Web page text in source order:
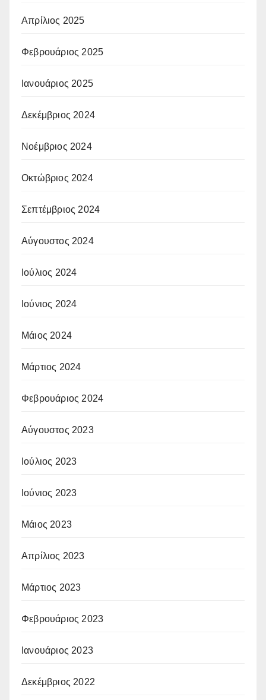
Απρίλιος 2025
Φεβρουάριος 2025
Ιανουάριος 2025
Δεκέμβριος 2024
Νοέμβριος 2024
Οκτώβριος 2024
Σεπτέμβριος 2024
Αύγουστος 2024
Ιούλιος 2024
Ιούνιος 2024
Μάιος 2024
Μάρτιος 2024
Φεβρουάριος 2024
Αύγουστος 2023
Ιούλιος 2023
Ιούνιος 2023
Μάιος 2023
Απρίλιος 2023
Μάρτιος 2023
Φεβρουάριος 2023
Ιανουάριος 2023
Δεκέμβριος 2022